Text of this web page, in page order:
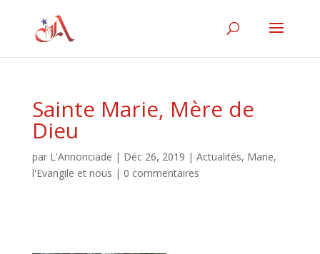
Sainte Marie, Mère de
Dieu
par L'Annonciade | Déc 26, 2019 | Actualités, Marie,
l'Evangile et nous | 0 commentaires